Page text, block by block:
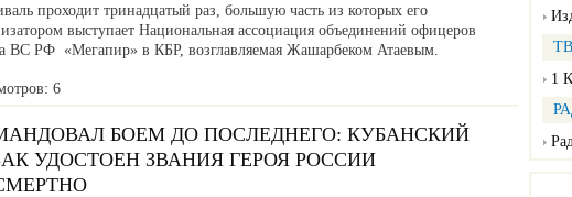
1
проходит тринадцатый раз, большую часть из которых его
выступает Национальная ассоциация объединений офицеров
ВС РФ «Мегапир» в КБР, возглавляемая Жашарбеком Атаевым.
6
БОЕМ ДО ПОСЛЕДНЕГО: КУБАНСКИЙ
УДОСТОЕН ЗВАНИЯ ГЕРОЯ РОССИИ